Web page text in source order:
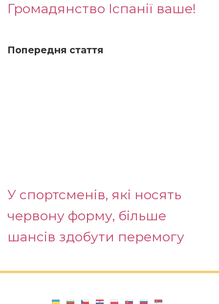
Громадянство Іспанії ваше!
Попередня стаття
У спортсменів, які носять
червону форму, більше
шансів здобути перемогу